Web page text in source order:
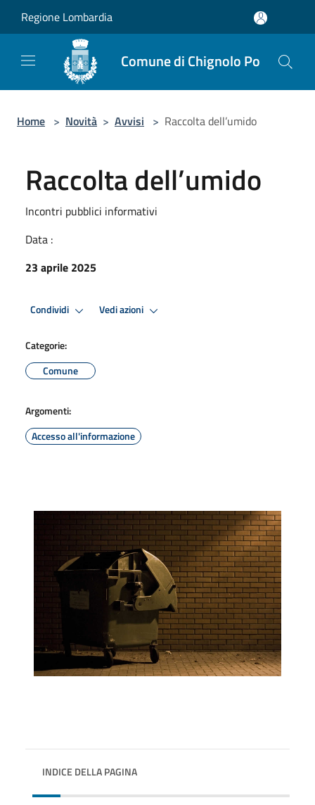
Regione Lombardia
Comune di Chignolo Po
Home > Novità > Avvisi > Raccolta dell’umido
Raccolta dell’umido
Incontri pubblici informativi
Data :
23 aprile 2025
Condividi Vedi azioni
Categorie:
Comune
Argomenti:
Accesso all'informazione
INDICE DELLA PAGINA